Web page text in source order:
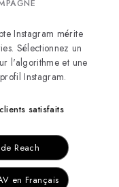
Instagram mérite
Sélectionnez un
l'algorithme et une
Instagram.
satisfaits
Reach
en Français